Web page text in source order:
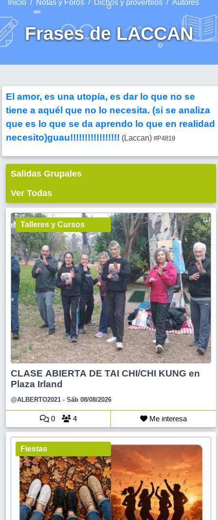
Inicio Notas y Foros Dichos y proverbios Autores
Frases de LACCAN
El amor, es una utopía, es dar lo que no se
tiene a aquél que no lo necesita. (si se analiza
que es lo que se da aprendo lo que en realidad
necesito)guau!!!!!!!!!!!!!!!!! (Laccan) #P4819
Salidas Grupales
Ver Todas
Talleres y Cursos
CLASE ABIERTA DE TAI CHI/CHI KUNG en
Plaza Irland
@ALBERTO2021 - Sáb 08/08/2026
0 4 Me interesa
Fiestas